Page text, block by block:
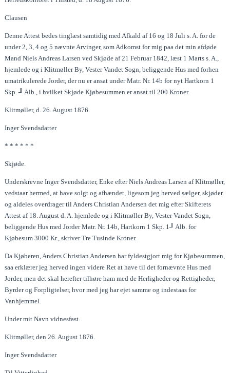
Clausen
Denne Attest bedes tinglæst samtidig med Afkald af 16 og 18 Juli s. A. for de
under 2, 3, 4 og 5 nævnte Arvinger, som Adkomst for mig paa det min afdøde
Mand Niels Andreas Larsen ved Skjøde af 21 Februar 1842, læst 1 Marts s. A.,
hjemlede og i Klitmøller By, Vester Vandet Sogn, beliggende Hus med forhen
umatrikulerede Jorder, der nu er ansat under Matr. Nr. 14b for nyt Hartkorn 1
Skp. ╜ Alb., i hvilket Skjøde Kjøbesummen er ansat til 200 Kroner.
Klitmøller, d. 26. August 1876.
Inger Svendsdatter
* * * * * *
Skjøde.
Underskrevne Inger Svendsdatter, Enke efter Niels Andreas Larsen af Klitmøller,
vedstaar hermed, at have solgt og afhændet, ligesom jeg herved sælger, skjøder
og aldeles overdrager til Anders Christian Andersen det mig efter Skifterets
Attest af 18. August d. A. hjemlede og i Klitmøller By, Vester Vandet Sogn,
beliggende Hus med Jorder Matr. Nr. 14b, Hartkorn 1 Skp. 1╜ Alb. for
Kjøbesum 3000 Kr., skriver Tre Tusinde Kroner.
Da Kjøberen, Anders Christian Andersen har fyldestgjort mig for Kjøbesummen,
saa erklærer jeg herved ingen videre Ret at have til det fornævnte Hus med
Jorder, men det skal herefter tilhøre ham med de Herligheder og Rettigheder,
Byrder og Forpligtelser, hvor med jeg har ejet samme og indestaas for
Vanhjemmel.
Under mit Navn vidnesfast.
Klitmøller, den 26. August 1876.
Inger Svendsdatter